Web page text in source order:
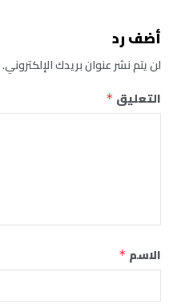
أضف رد
لن يتم نشر عنوان بريدك الإلكتروني.
التعليق *
الاسم *